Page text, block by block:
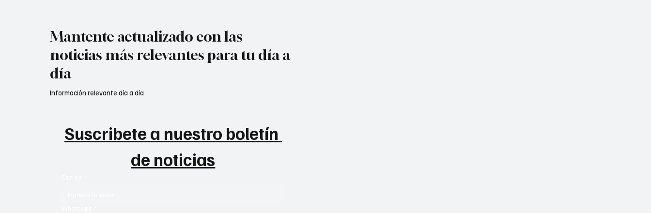
Mantente actualizado con las
noticias más relevantes para tu día a
día
Suscribete a nuestro boletín
de noticias
Información relevante día a día